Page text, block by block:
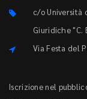
c/o Università
Giuridiche "C.
Via Festa del
Iscrizione nel